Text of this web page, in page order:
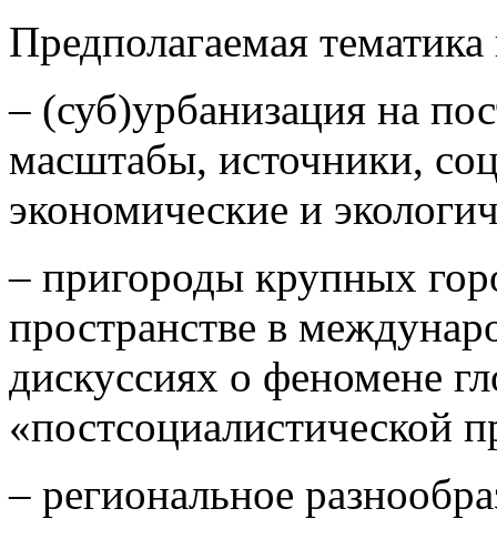
Предполагаемая
– (суб)урбанизация на
масштабы, источники,
экономические и
– пригороды крупных
пространстве в
дискуссиях о феномене
«постсоциалистической
– региональное